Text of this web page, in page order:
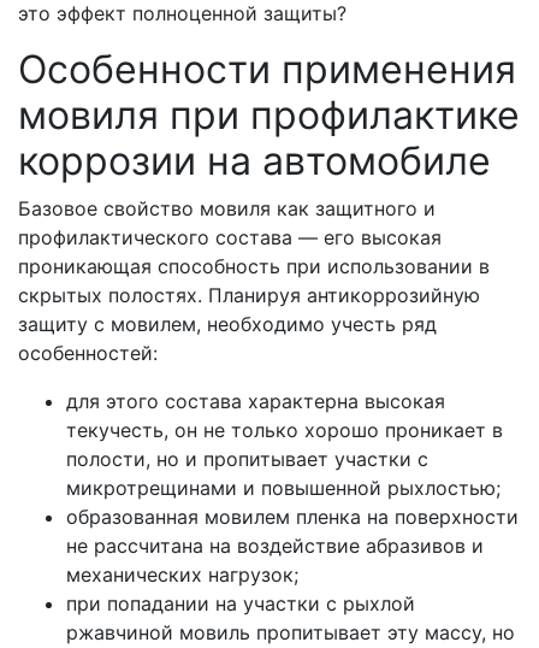
это эффект полноценной защиты?
Особенности применения
мовиля при профилактике
коррозии на автомобиле
Базовое свойство мовиля как защитного и
профилактического состава — его высокая
проникающая способность при использовании в
скрытых полостях. Планируя антикоррозийную
защиту с мовилем, необходимо учесть ряд
особенностей:
для этого состава характерна высокая
текучесть, он не только хорошо проникает в
полости, но и пропитывает участки с
микротрещинами и повышенной рыхлостью;
образованная мовилем пленка на поверхности
не рассчитана на воздействие абразивов и
механических нагрузок;
при попадании на участки с рыхлой
ржавчиной мовиль пропитывает эту массу, но